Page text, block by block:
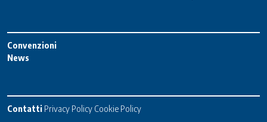
Convenzioni
News
Contatti Privacy Policy Cookie Policy